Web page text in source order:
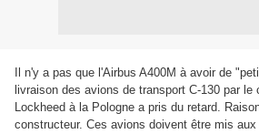
Il n'y a pas que l'Airbus A400M à avoir de
livraison des avions de transport C-130 par le
Lockheed à la Pologne a pris du retard.
constructeur. Ces avions doivent être mis